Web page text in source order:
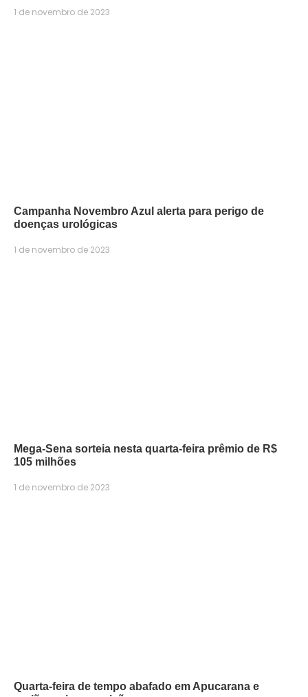
1 de novembro de 2023
Campanha Novembro Azul alerta para perigo de
doenças urológicas
1 de novembro de 2023
Mega-Sena sorteia nesta quarta-feira prêmio de R$
105 milhões
1 de novembro de 2023
Quarta-feira de tempo abafado em Apucarana e